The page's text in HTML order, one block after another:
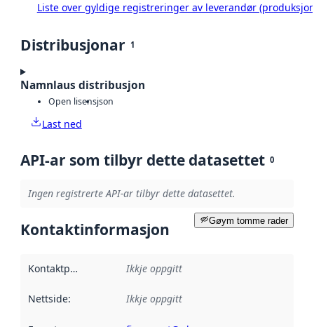
Liste over gyldige registreringer av leverandør
Distribusjonar 1
Namnlaus distribusjon
Open lisensjson
Last ned
API-ar som tilbyr dette datasettet 0
Ingen registrerte API-ar tilbyr dette datasettet.
Gøym tomme rader
Kontaktinformasjon
Kontaktpunkt Ikkje oppgitt
Nettside: Ikkje oppgitt